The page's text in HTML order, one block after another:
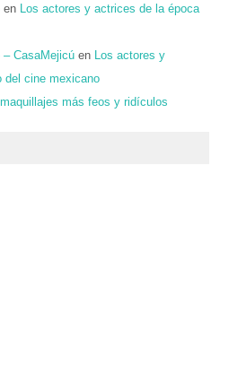
en
Los actores y actrices de la época
– CasaMejicú en
Los actores y
del cine mexicano
maquillajes más feos y ridículos